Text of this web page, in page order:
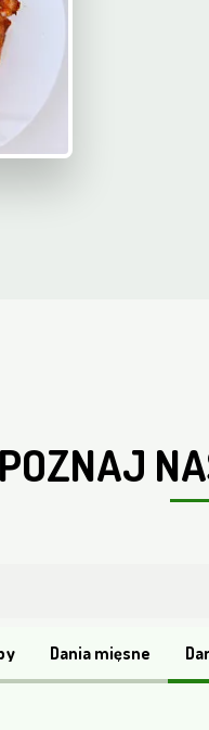
POZNAJ
Dania mięsne